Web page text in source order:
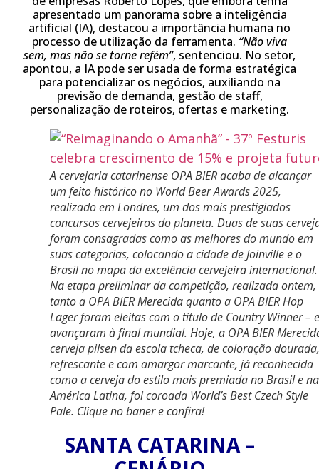
apresentado um panorama sobre a inteligência
artificial (IA), destacou a importância humana no
processo de utilização da ferramenta. “Não viva
sem, mas não se torne refém”, sentenciou. No setor,
apontou, a IA pode ser usada de forma estratégica
para potencializar os negócios, auxiliando na
previsão de demanda, gestão de staff,
personalização de roteiros, ofertas e marketing.
A cervejaria catarinense OPA BIER acaba de alcançar
um feito histórico no World Beer Awards 2025,
realizado em Londres, um dos mais prestigiados
concursos cervejeiros do planeta. Duas de suas
foram consagradas como as melhores do mundo em
suas categorias, colocando a cidade de Joinville e o
Brasil no mapa da excelência cervejeira internacional.
Na etapa preliminar da competição, realizada ontem,
tanto a OPA BIER Merecida quanto a OPA BIER Hop
Lager foram eleitas com o título de Country Winner – e
avançaram à final mundial. Hoje, a OPA BIER
cerveja pilsen da escola tcheca, de coloração dourada,
refrescante e com amargor marcante, já reconhecida
como a cerveja do estilo mais premiada no Brasil e na
América Latina, foi coroada World’s Best Czech Style
Pale. Clique no baner e confira!
SANTA CATARINA –